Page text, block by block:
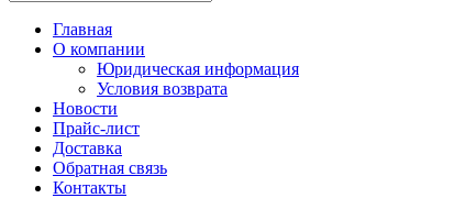
Главная
О компании
Юридическая информация
Условия возврата
Новости
Прайс-лист
Доставка
Обратная связь
Контакты